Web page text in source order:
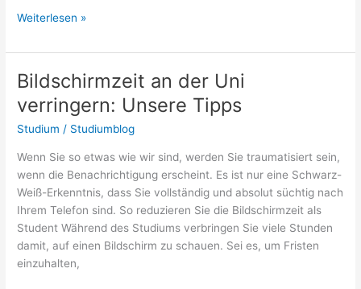
Die
nach
den
Prüfungen:
Was
tun?
Weiterlesen »
Bildschirmzeit an der Uni
verringern: Unsere Tipps
Studium / Studiumblog
Wenn Sie so etwas wie wir sind, werden Sie traumatisiert sein,
wenn die Benachrichtigung erscheint. Es ist nur eine Schwarz-
Weiß-Erkenntnis, dass Sie vollständig und absolut süchtig nach
Ihrem Telefon sind. So reduzieren Sie die Bildschirmzeit als
Student Während des Studiums verbringen Sie viele Stunden
damit, auf einen Bildschirm zu schauen. Sei es, um Fristen
einzuhalten,